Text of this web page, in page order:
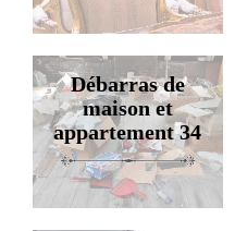
Débarras de
maison et
appartement 34